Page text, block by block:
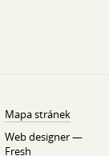
Mapa stránek
Web designer —
Fresh